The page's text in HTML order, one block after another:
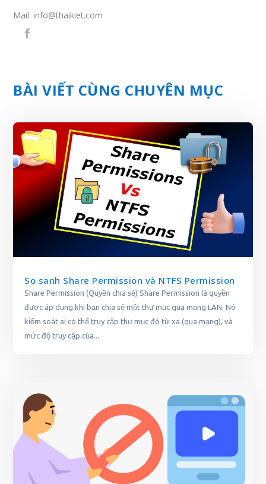
Mail: info@thaikiet.com
BÀI VIẾT CÙNG CHUYÊN MỤC
So sanh Share Permission và NTFS Permission
Share Permission (Quyền chia sẻ) Share Permission là quyền
được áp dụng khi bạn chia sẻ một thư mục qua mạng LAN. Nó
kiểm soát ai có thể truy cập thư mục đó từ xa (qua mạng), và
mức độ truy cập của...